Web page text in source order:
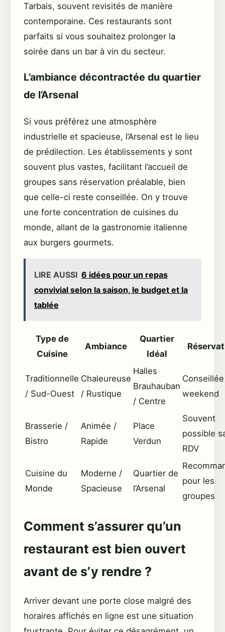
Tarbais, souvent revisités de manière
contemporaine. Ces restaurants sont
parfaits si vous souhaitez prolonger la
soirée dans un bar à vin du secteur.
L’ambiance décontractée du quartier
de l’Arsenal
Si vous préférez une atmosphère
industrielle et spacieuse, l’Arsenal est le lieu
de prédilection. Les établissements y sont
souvent plus vastes, facilitant l’accueil de
groupes sans réservation préalable, bien
que celle-ci reste conseillée. On y trouve
une forte concentration de cuisines du
monde, allant de la gastronomie italienne
aux burgers gourmets.
LIRE AUSSI 6 idées pour un repas
convivial selon la saison, le budget et la
tablée
Type de
Cuisine
Ambiance
Quartier
Idéal
Traditionnelle
/ Sud-Ouest
Chaleureuse
/ Rustique
Halles
Brauhauban
/ Centre
weekend
Brasserie /
Bistro
Animée /
Rapide
Place
Verdun
Souvent
possible
RDV
Cuisine du
Monde
Moderne /
Spacieuse
Quartier de
l’Arsenal
pour les
groupes
Comment s’assurer qu’un
restaurant est bien ouvert
avant de s’y rendre ?
Arriver devant une porte close malgré des
horaires affichés en ligne est une situation